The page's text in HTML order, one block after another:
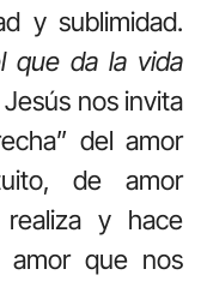
y sublimidad.
que da la vida
Jesús nos invita
del amor
de amor
y hace
amor que nos